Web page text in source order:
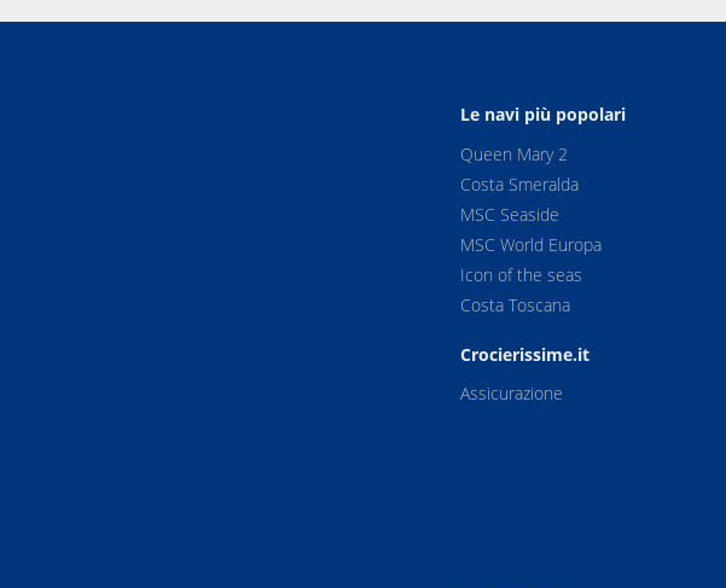
Le navi più popolari
Queen Mary 2
Costa Smeralda
MSC Seaside
MSC World Europa
Icon of the seas
Costa Toscana
Crocierissime.it
Assicurazione